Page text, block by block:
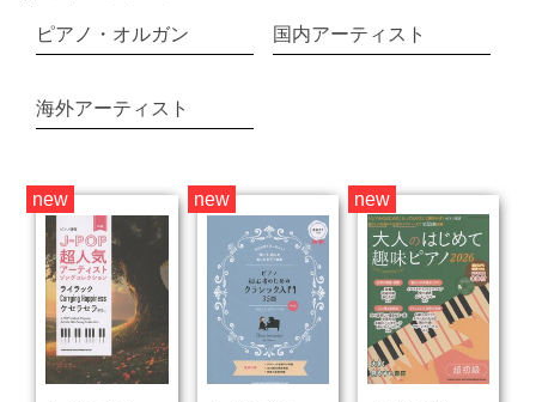
ピアノ・オルガン 国内アーティスト
海外アーティスト
new new new